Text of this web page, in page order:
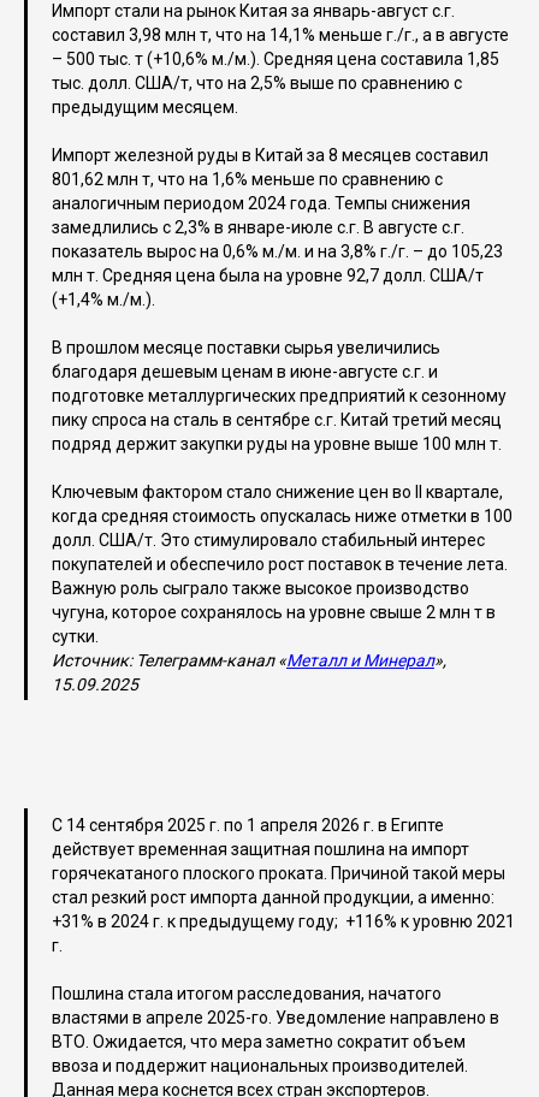
Импорт стали на рынок Китая за январь-август с.г.
составил 3,98 млн т, что на 14,1% меньше г./г., а в августе
– 500 тыс. т (+10,6% м./м.). Средняя цена составила 1,85
тыс. долл. США/т, что на 2,5% выше по сравнению с
предыдущим месяцем.
Импорт железной руды в Китай за 8 месяцев составил
801,62 млн т, что на 1,6% меньше по сравнению с
аналогичным периодом 2024 года. Темпы снижения
замедлились с 2,3% в январе-июле с.г. В августе с.г.
показатель вырос на 0,6% м./м. и на 3,8% г./г. – до 105,23
млн т. Средняя цена была на уровне 92,7 долл. США/т
(+1,4% м./м.).
В прошлом месяце поставки сырья увеличились
благодаря дешевым ценам в июне-августе с.г. и
подготовке металлургических предприятий к сезонному
пику спроса на сталь в сентябре с.г. Китай третий месяц
подряд держит закупки руды на уровне выше 100 млн т.
Ключевым фактором стало снижение цен во II квартале,
когда средняя стоимость опускалась ниже отметки в 100
долл. США/т. Это стимулировало стабильный интерес
покупателей и обеспечило рост поставок в течение лета.
Важную роль сыграло также высокое производство
чугуна, которое сохранялось на уровне свыше 2 млн т в
сутки.
Источник: Телеграмм-канал «Металл и Минерал»,
15.09.2025
С 14 сентября 2025 г. по 1 апреля 2026 г. в Египте
действует временная защитная пошлина на импорт
горячекатаного плоского проката. Причиной такой меры
стал резкий рост импорта данной продукции, а именно:
+31% в 2024 г. к предыдущему году; +116% к уровню 2021
г.
Пошлина стала итогом расследования, начатого
властями в апреле 2025-го. Уведомление направлено в
ВТО. Ожидается, что мера заметно сократит объем
ввоза и поддержит национальных производителей.
Данная мера коснется всех стран экспортеров.